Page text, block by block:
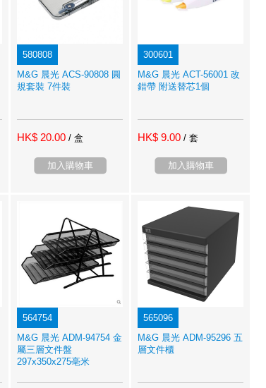
580808
M&G 晨光 ACS-90808 圓
規套裝 7件裝
HK$ 20.00 / 盒
加入購物車
300601
M&G 晨光 ACT-56001 改
錯帶 附送替芯1個
HK$ 9.00 / 套
加入購物車
564754
M&G 晨光 ADM-94754 金
屬三層文件盤
297x350x275亳米
565096
M&G 晨光 ADM-95296 五
層文件櫃